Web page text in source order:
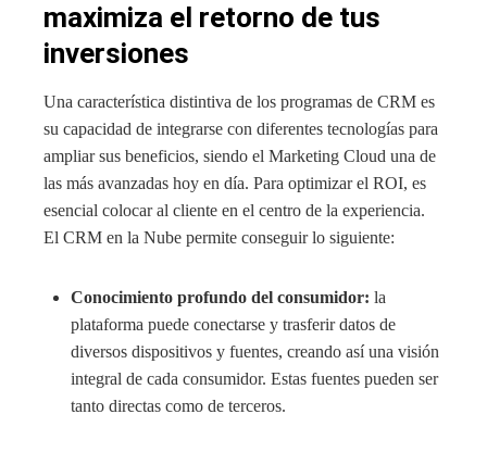
maximiza el retorno de tus
inversiones
Una característica distintiva de los programas de CRM es
su capacidad de integrarse con diferentes tecnologías para
ampliar sus beneficios, siendo el Marketing Cloud una de
las más avanzadas hoy en día. Para optimizar el ROI, es
esencial colocar al cliente en el centro de la experiencia.
El CRM en la Nube permite conseguir lo siguiente:
Conocimiento profundo del consumidor: la
plataforma puede conectarse y trasferir datos de
diversos dispositivos y fuentes, creando así una visión
integral de cada consumidor. Estas fuentes pueden ser
tanto directas como de terceros.